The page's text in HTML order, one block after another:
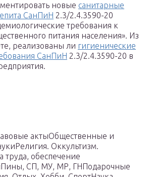
новые санитарные
СанПиН 2.3/2.4.3590-20
требования к
питания населения». Из
реализованы ли гигиенические
СанПиН 2.3/2.4.3590-20 в
актыОбщественные и
Оккультизм.
труда, обеспечение
СП, МУ, МР, ГНПодарочные